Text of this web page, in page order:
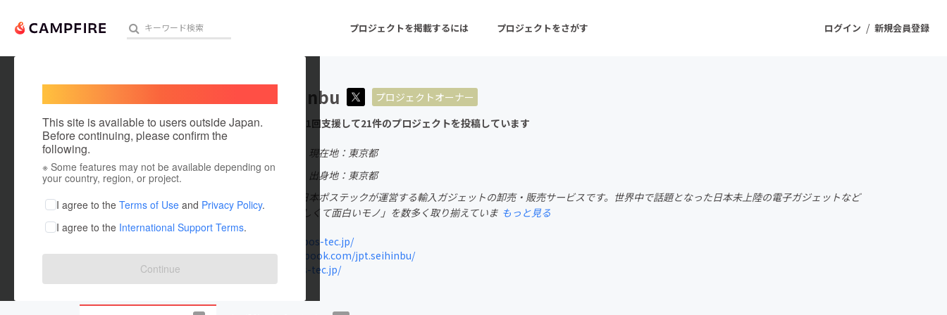
ログイン / 新規会員登録
プロジェクトを掲載するには プロジェクトをさがす
人気のプロジェクト 注目のリターン 注目の新着プロジェクト 募集終了が近いプロジェクト
アート・写真 音楽
テクノロジー・ガジェット
ゲーム・サービス開発 フード・飲食店
ファッション
映像・映画
ビジネス・起業
チャレンジ
まちづくり・地域活性化
This site is available to users outside Japan.
Before continuing, please confirm the
following.
※ Some features may not be available depending on
your country, region, or project.
I agree to the Terms of Use and Privacy Policy.
I agree to the International Support Terms.
Continue
jptseihinbu
プロジェクトオーナー
これまでに1回支援して21件のプロジェクトを投稿しています
現在地：東京都
出身国：日本
出身地：東京都
JPT製品部は日本ポステックが運営する輸入ガジェットの卸売・販売サービスです。世界中で話題となった日本未上陸の電子ガジェットなど
を中心に「新しくて面白いモノ」を数多く取り揃えていま もっと見る
seihinbu.pos-tec.jp/
www.facebook.com/jpt.seihinbu/
cf-fan.pos-tec.jp/